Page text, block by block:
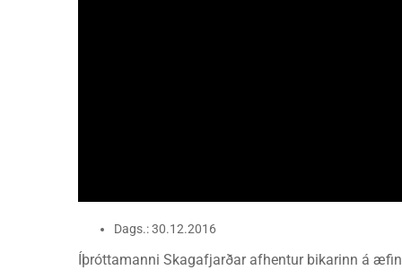
Dags.: 30.12.2016
Íþróttamanni Skagafjarðar afhentur bikarinn á